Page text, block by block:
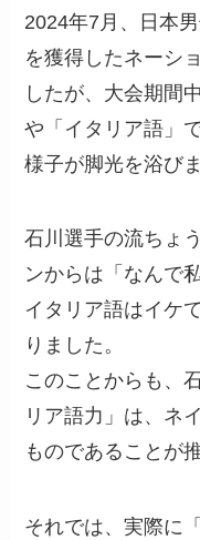
2024年7月、日本
を獲得したネーシ
したが、大会期間
や「イタリア語」
様子が脚光を浴び
石川選手の流ちょ
ンからは「なんで
イタリア語はイケ
りました。
このことからも、
リア語力」は、ネ
ものであることが
それでは、実際に